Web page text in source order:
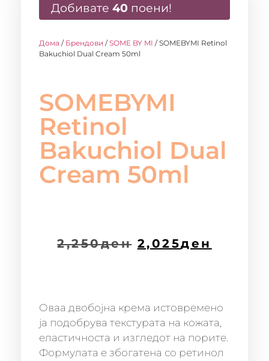
Добивате 40 поени!
Дома / Брендови /SOME BY MI / SOMEBYMI Retinol
Bakuchiol Dual Cream 50ml
SOMEBYMI
Retinol
Bakuchiol Dual
Cream 50ml
2,250ден 2,025ден
Оваа двобојна крема истовремено
ја подобрува текстурата на кожата,
еластичноста и изгледот на порите.
Формулата е збогатена со ретинол